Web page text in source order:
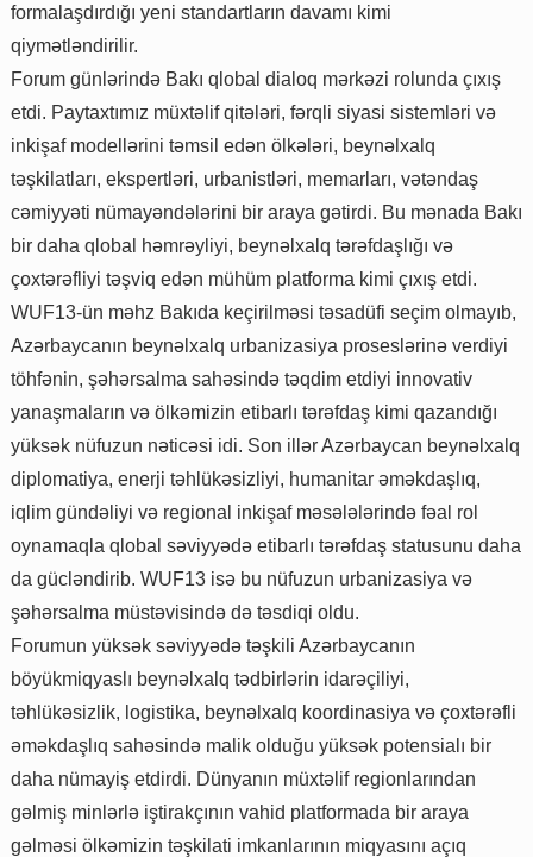
formalaşdırdığı yeni standartların davamı kimi
qiymətləndirilir.
Forum günlərində Bakı qlobal dialoq mərkəzi rolunda çıxış
etdi. Paytaxtımız müxtəlif qitələri, fərqli siyasi sistemləri və
inkişaf modellərini təmsil edən ölkələri, beynəlxalq
təşkilatları, ekspertləri, urbanistləri, memarları, vətəndaş
cəmiyyəti nümayəndələrini bir araya gətirdi. Bu mənada Bakı
bir daha qlobal həmrəyliyi, beynəlxalq tərəfdaşlığı və
çoxtərəfliyi təşviq edən mühüm platforma kimi çıxış etdi.
WUF13-ün məhz Bakıda keçirilməsi təsadüfi seçim olmayıb,
Azərbaycanın beynəlxalq urbanizasiya proseslərinə verdiyi
töhfənin, şəhərsalma sahəsində təqdim etdiyi innovativ
yanaşmaların və ölkəmizin etibarlı tərəfdaş kimi qazandığı
yüksək nüfuzun nəticəsi idi. Son illər Azərbaycan beynəlxalq
diplomatiya, enerji təhlükəsizliyi, humanitar əməkdaşlıq,
iqlim gündəliyi və regional inkişaf məsələlərində fəal rol
oynamaqla qlobal səviyyədə etibarlı tərəfdaş statusunu daha
da gücləndirib. WUF13 isə bu nüfuzun urbanizasiya və
şəhərsalma müstəvisində də təsdiqi oldu.
Forumun yüksək səviyyədə təşkili Azərbaycanın
böyükmiqyaslı beynəlxalq tədbirlərin idarəçiliyi,
təhlükəsizlik, logistika, beynəlxalq koordinasiya və çoxtərəfli
əməkdaşlıq sahəsində malik olduğu yüksək potensialı bir
daha nümayiş etdirdi. Dünyanın müxtəlif regionlarından
gəlmiş minlərlə iştirakçının vahid platformada bir araya
gəlməsi ölkəmizin təşkilati imkanlarının miqyasını açıq